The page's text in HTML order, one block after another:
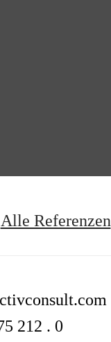
Alle Referenzen
212 . 0